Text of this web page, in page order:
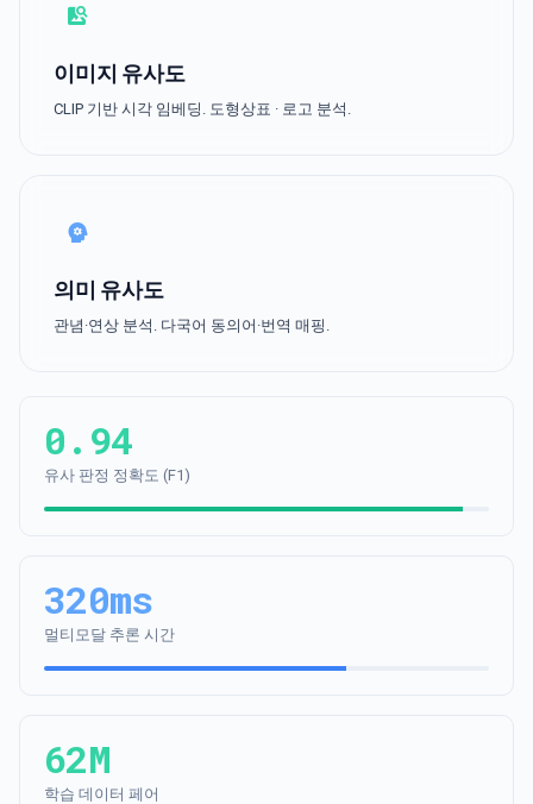
image_search
이미지 유사도
CLIP 기반 시각 임베딩. 도형상표 · 로고 분석.
psychology
의미 유사도
관념·연상 분석. 다국어 동의어·번역 매핑.
0.94
유사 판정 정확도 (F1)
320ms
멀티모달 추론 시간
62M
학습 데이터 페어